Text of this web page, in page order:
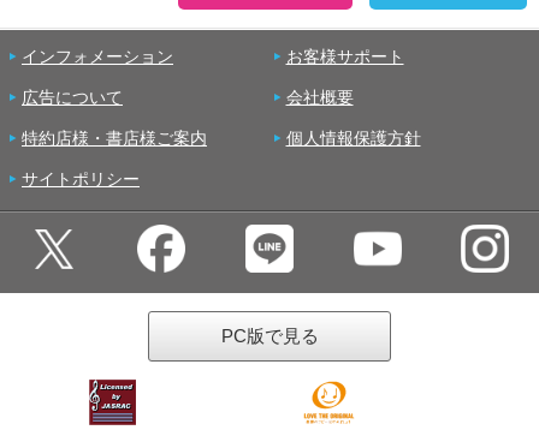
インフォメーション お客様サポート
広告について 会社概要
特約店様・書店様ご案内 個人情報保護方針
サイトポリシー
PC版で見る